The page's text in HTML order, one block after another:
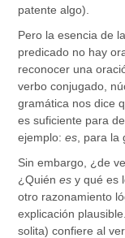
patente algo).
Pero la esencia de
predicado no hay
reconocer una
verbo conjugado,
gramática nos dice
es suficiente para
ejemplo:es , para
Sin embargo, ¿de
¿Quiénes y qué es
otro razonamiento
explicación
solita) confiere al